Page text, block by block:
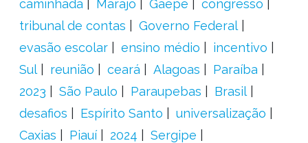
caminhada Marajó Gaepe
congresso
tribunal de contas
Governo Federal
evasão escolar
ensino médio
incentivo
Sul
reunião ceará Alagoas
Paraíba
2023
São Paulo Paraupebas
Brasil
desafios
Espírito Santo
universalização
Caxias
Piauí 2024
Sergipe